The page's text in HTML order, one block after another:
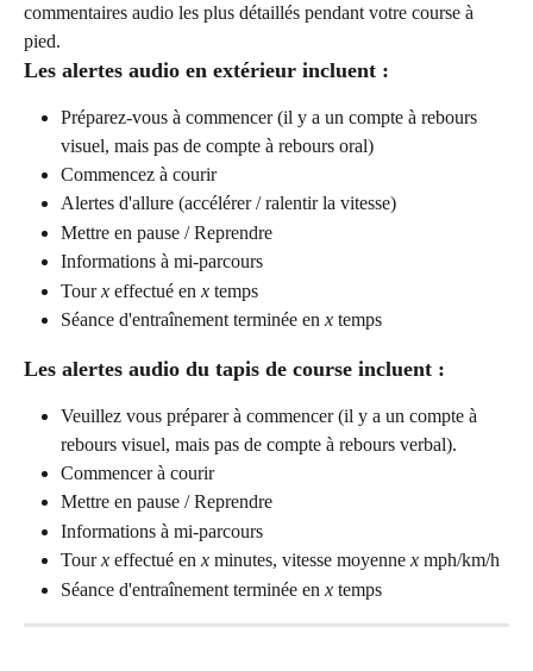
commentaires audio les plus détaillés pendant votre course à
pied.
Les alertes audio en extérieur incluent :
Préparez-vous à commencer (il y a un compte à rebours
visuel, mais pas de compte à rebours oral)
Commencez à courir
Alertes d'allure (accélérer / ralentir la vitesse)
Mettre en pause / Reprendre
Informations à mi-parcours
Tour x effectué en x temps
Séance d'entraînement terminée en x temps
Les alertes audio du tapis de course incluent :
Veuillez vous préparer à commencer (il y a un compte à
rebours visuel, mais pas de compte à rebours verbal).
Commencer à courir
Mettre en pause / Reprendre
Informations à mi-parcours
Tour x effectué en x minutes, vitesse moyenne x mph/km/h
Séance d'entraînement terminée en x temps